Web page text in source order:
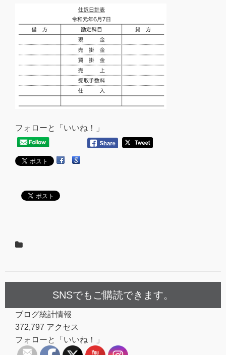
フォローと「いいね！」
SNSでもご購読できます。
ブログ統計情報
372,797 アクセス
フォローと「いいね！」